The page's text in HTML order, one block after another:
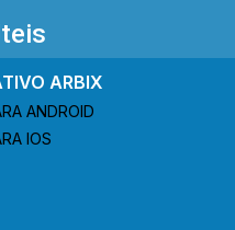
ARBIX
ANDROID
IOS